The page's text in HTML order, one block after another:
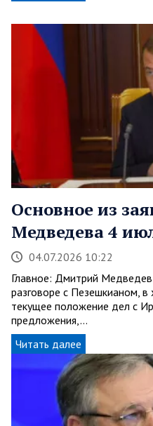
Основное из
Медведева 4
04.07.2026 10:22
Главное: Дмитрий
разговоре с Пезешкианом,
текущее положение дел с
предложения,…
Читать далее